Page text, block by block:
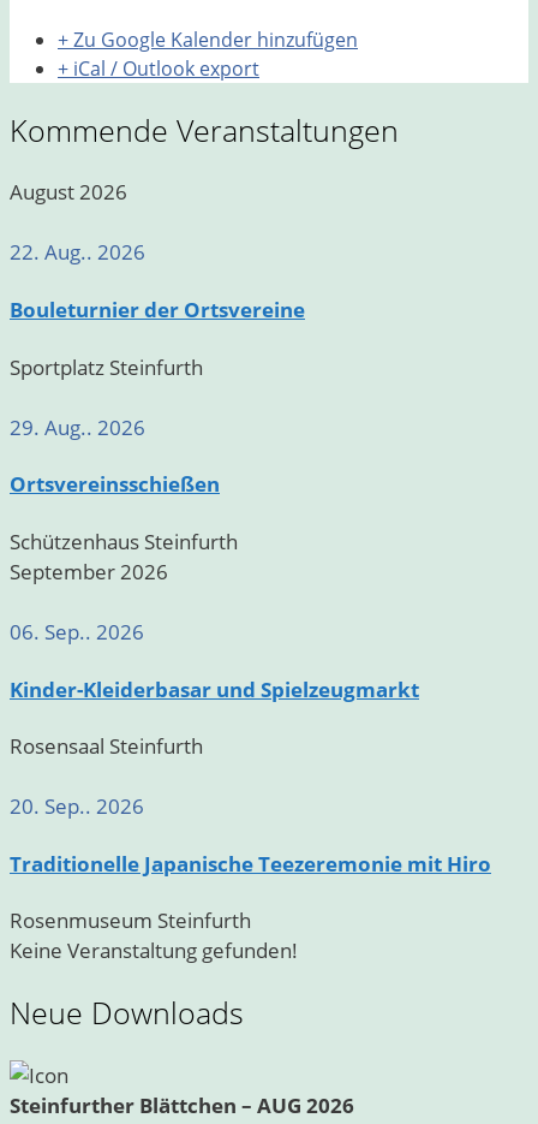
+ Zu Google Kalender hinzufügen
+ iCal / Outlook export
Kommende Veranstaltungen
August 2026
22. Aug.. 2026
Bouleturnier der Ortsvereine
Sportplatz Steinfurth
29. Aug.. 2026
Ortsvereinsschießen
Schützenhaus Steinfurth
September 2026
06. Sep.. 2026
Kinder-Kleiderbasar und Spielzeugmarkt
Rosensaal Steinfurth
20. Sep.. 2026
Traditionelle Japanische Teezeremonie mit Hiro
Rosenmuseum Steinfurth
Keine Veranstaltung gefunden!
Neue Downloads
Steinfurther Blättchen – AUG 2026